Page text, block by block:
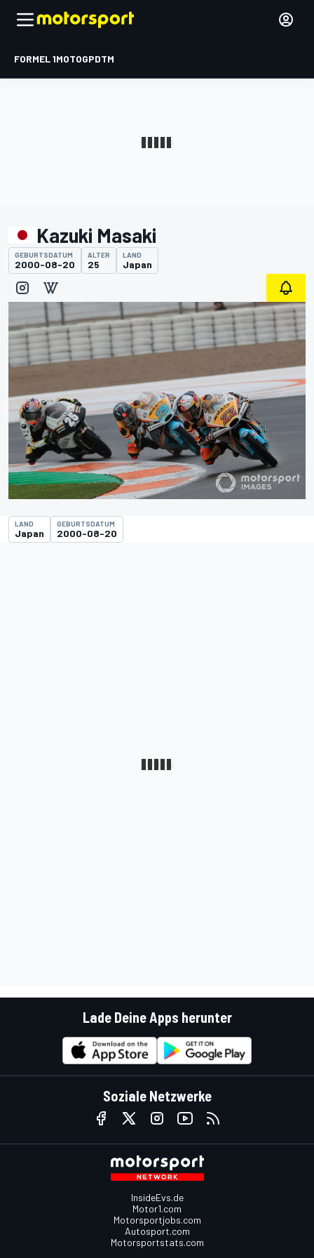
FORMEL 1MOTOGPDTM
Kazuki Masaki
GEBURTSDATUM
2000-08-20
ALTER
25
LAND
Japan
LAND
Japan
GEBURTSDATUM
2000-08-20
Lade Deine Apps herunter
Soziale Netzwerke
InsideEvs.de
Motor1.com
Motorsportjobs.com
Autosport.com
Motorsportstats.com